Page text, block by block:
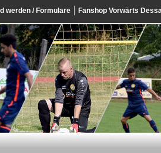
werden / Formulare Fanshop Vorwärts